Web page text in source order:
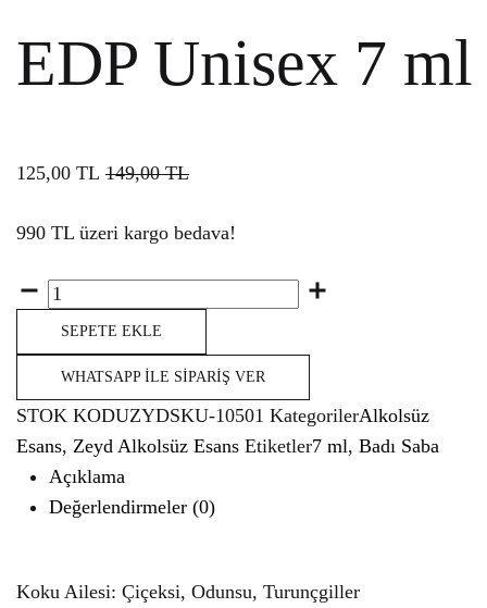
EDP Unisex 7 ml
125,00 TL 149,00TL
990 TL üzeri kargo bedava!
Miktar
SEPETE EKLE
WHATSAPP İLE SIPARIŞ VER
STOK KODUZYDSKU-10501 KategorilerAlkolsüz
Esans, Zeyd Alkolsüz Esans Etiketler7 ml, Badı Saba
Açıklama
Değerlendirmeler (0)
Koku Ailesi: Çiçeksi, Odunsu, Turunçgiller